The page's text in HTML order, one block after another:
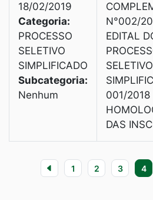
18/02/2019
Categoria:
PROCESSO
SELETIVO
SIMPLIFICADO
Subcategoria:
Nenhum
N°002/
EDITAL
SELETIVO
001/2018
DAS
1 2 3 4